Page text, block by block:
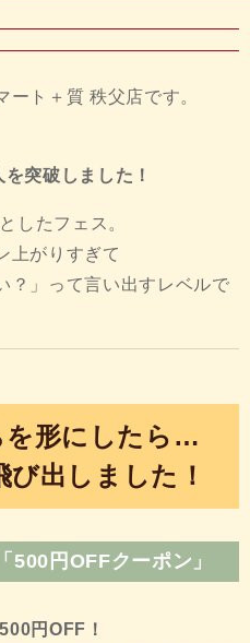
ート＋質 秩父店です。
突破しました！
したフェス。
上がりすぎて
？」って言い出すレベルで
を形にしたら…
出しました！
円OFFクーポン」
円OFF！